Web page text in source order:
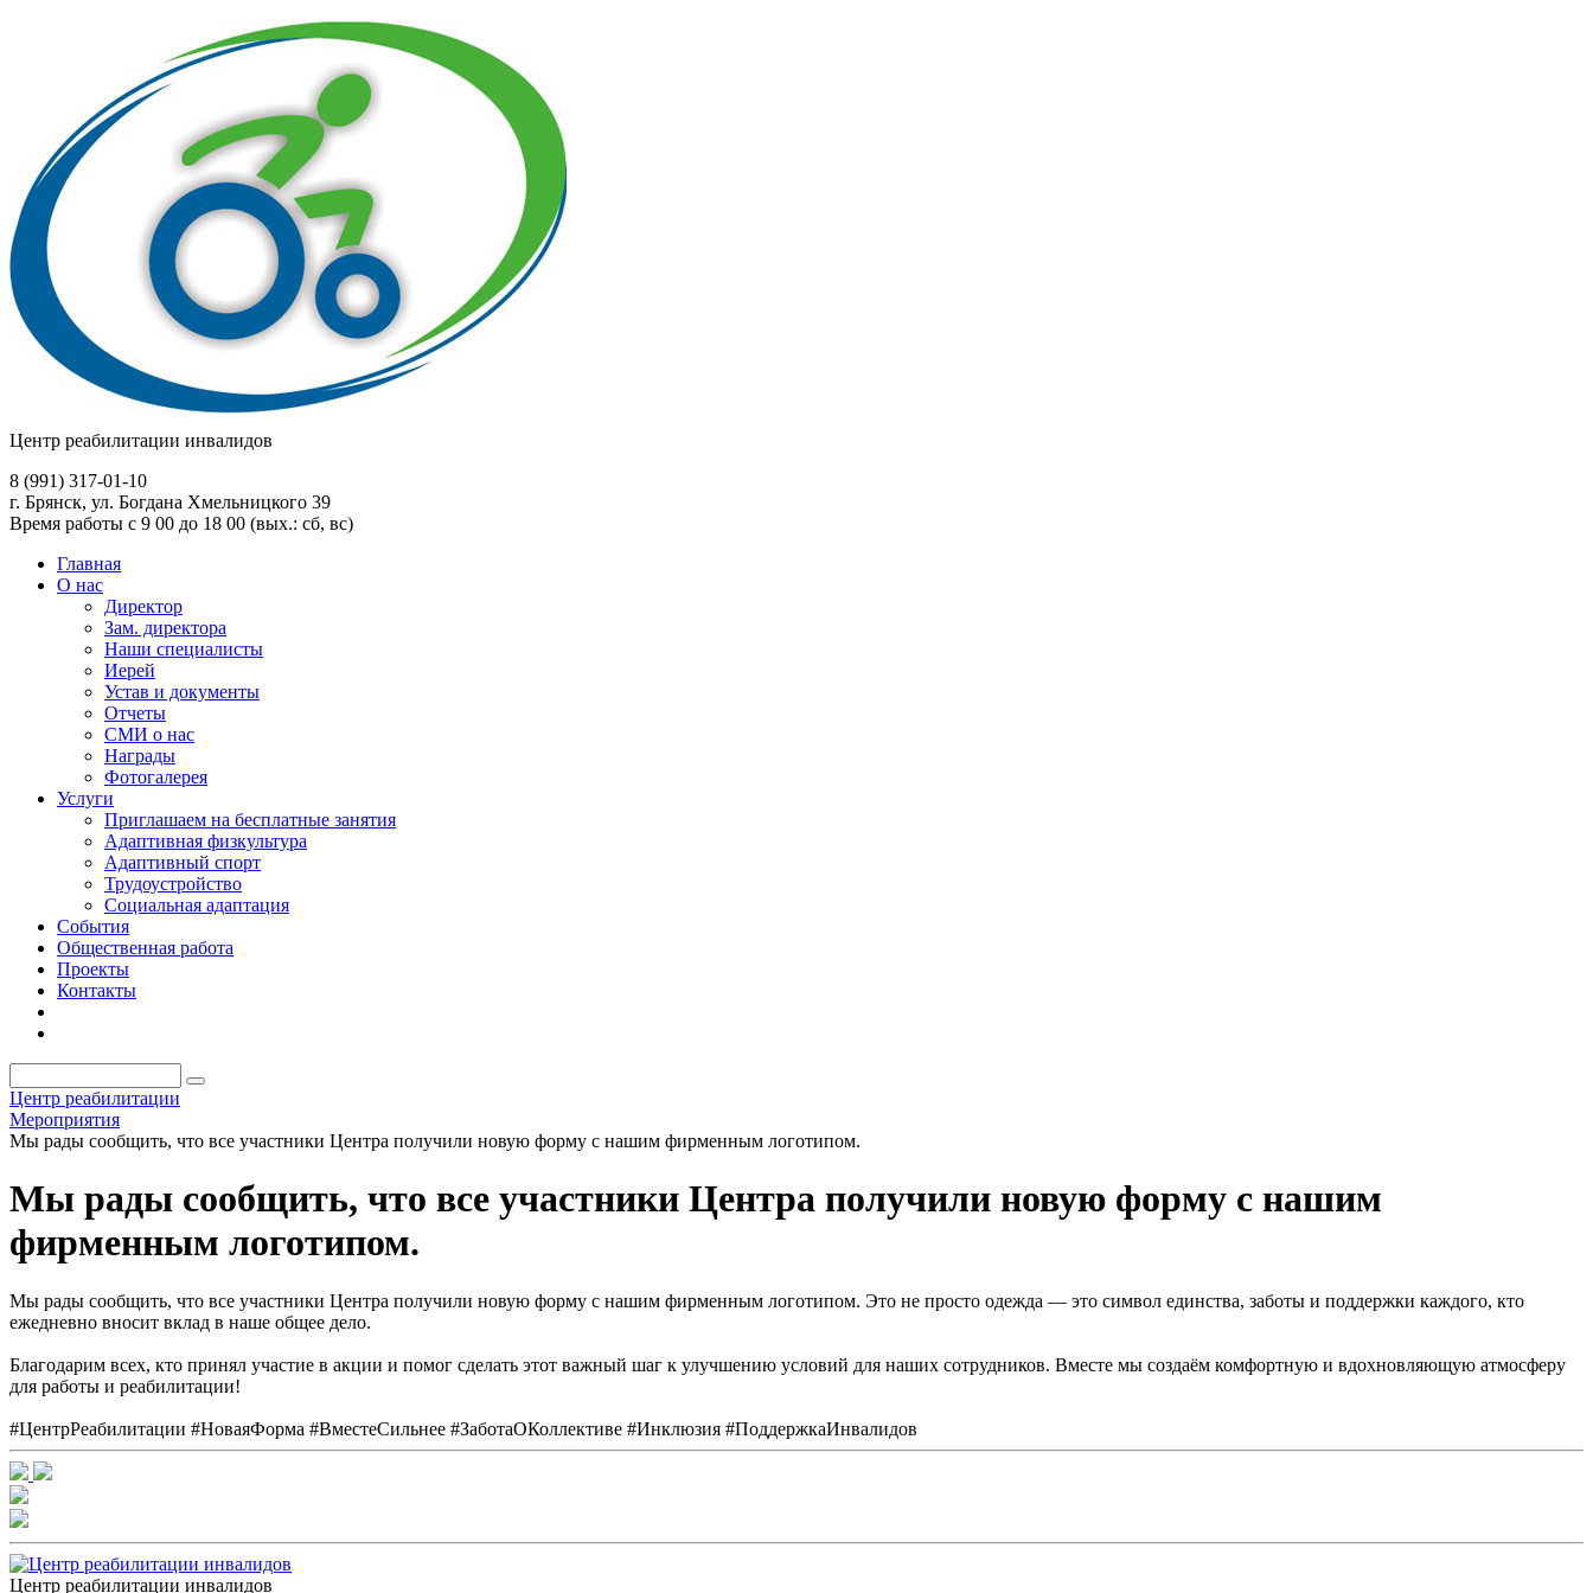
Центр реабилитации инвалидов
8 (991) 317-01-10
г. Брянск, ул. Богдана Хмельницкого 39
Время работы с 9 00 до 18 00 (вых.: сб, вс)
Главная
О нас
Директор
Зам. директора
Наши специалисты
Иерей
Устав и документы
Отчеты
СМИ о нас
Награды
Фотогалерея
Услуги
Приглашаем на бесплатные занятия
Адаптивная физкультура
Адаптивный спорт
Трудоустройство
Социальная адаптация
События
Общественная работа
Проекты
Контакты
Центр реабилитации
Мероприятия
Мы рады сообщить, что все участники Центра получили новую форму с нашим фирменным логотипом.
Мы рады сообщить, что все участники Центра получили новую форму с нашим
фирменным логотипом.
Мы рады сообщить, что все участники Центра получили новую форму с нашим фирменным логотипом. Это не просто одежда — это символ единства, заботы и поддержки каждого, кто
ежедневно вносит вклад в наше общее дело.
Благодарим всех, кто принял участие в акции и помог сделать этот важный шаг к улучшению условий для наших сотрудников. Вместе мы создаём комфортную и вдохновляющую атмосферу
для работы и реабилитации!
#ЦентрРеабилитации #НоваяФорма #ВместеСильнее #ЗаботаОКоллективе #Инклюзия #ПоддержкаИнвалидов
Центр реабилитации инвалидов